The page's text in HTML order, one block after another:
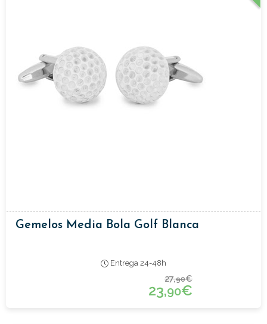
Gemelos Media Bola Golf Blanca
Entrega 24-48h
27,90€
23,90€